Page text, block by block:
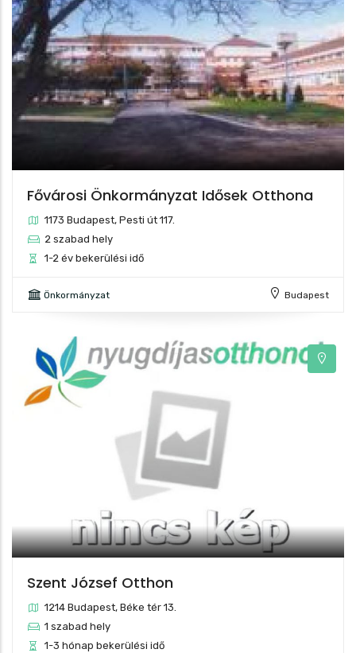
Fővárosi Önkormányzat Idősek Otthona
1173 Budapest, Pesti út 117.
2 szabad hely
1-2 év bekerülési idő
Önkormányzat Budapest
Szent József Otthon
1214 Budapest, Béke tér 13.
1 szabad hely
1-3 hónap bekerülési idő
3
3
14